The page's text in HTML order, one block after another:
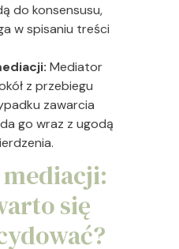
do konsensusu,
w spisaniu treści
Mediator
z przebiegu
zawarcia
go wraz z ugodą
się